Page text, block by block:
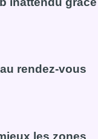
pub inattendu grâce
rendez-vous
au rendez-vous
les zones